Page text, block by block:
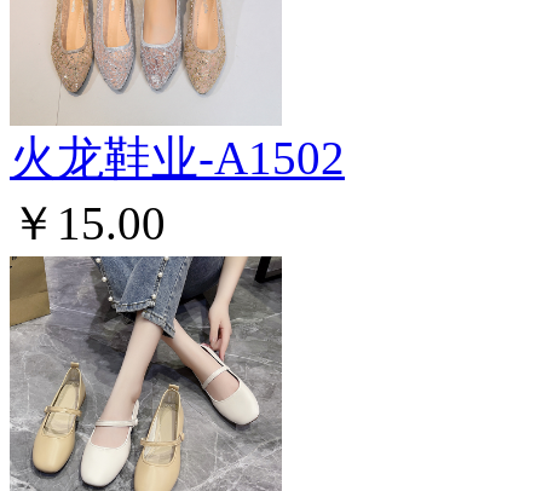
火龙鞋业-A1502
￥15.00